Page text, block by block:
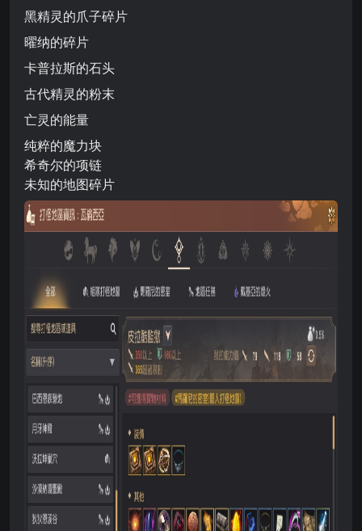
黑精灵的爪子碎片
曜纳的碎片
卡普拉斯的石头
古代精灵的粉末
亡灵的能量
纯粹的魔力块
希奇尔的项链
未知的地图碎片